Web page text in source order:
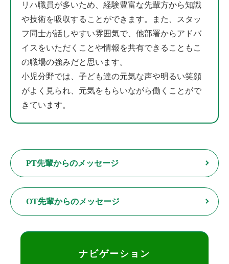
リハ職員が多いため、経験豊富な先輩方から知識
や技術を吸収することができます。また、スタッ
フ同士が話しやすい雰囲気で、他部署からアドバ
イスをいただくことや情報を共有できることもこ
の職場の強みだと思います。
小児分野では、子ども達の元気な声や明るい笑顔
がよく見られ、元気をもらいながら働くことがで
きています。
PT先輩からのメッセージ
OT先輩からのメッセージ
ナビゲーション